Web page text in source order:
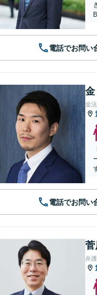
電話でお問い
金
金
電話でお問い
菅
弁